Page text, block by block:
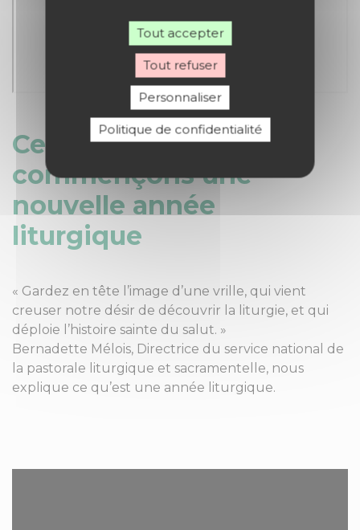
Ce dimanche, nous
commençons une
nouvelle année
liturgique
« Gardez en tête l’image d’une vrille, qui vient
creuser notre désir de découvrir la liturgie, et qui
déploie l’histoire sainte du salut. »
Bernadette Mélois, Directrice du service national de
la pastorale liturgique et sacramentelle, nous
explique ce qu’est une année liturgique.
Tout accepter
Tout refuser
Personnaliser
Politique de confidentialité